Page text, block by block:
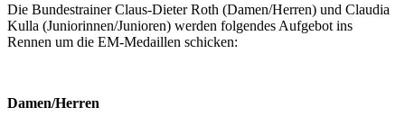
Die Bundestrainer Claus-Dieter Roth (Damen/Herren) und Claudia
Kulla (Juniorinnen/Junioren) werden folgendes Aufgebot ins
Rennen um die EM-Medaillen schicken:
Damen/Herren